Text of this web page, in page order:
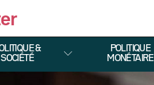
&
SOCIÉTÉ
POLITIQUE
MONÉTAIRE